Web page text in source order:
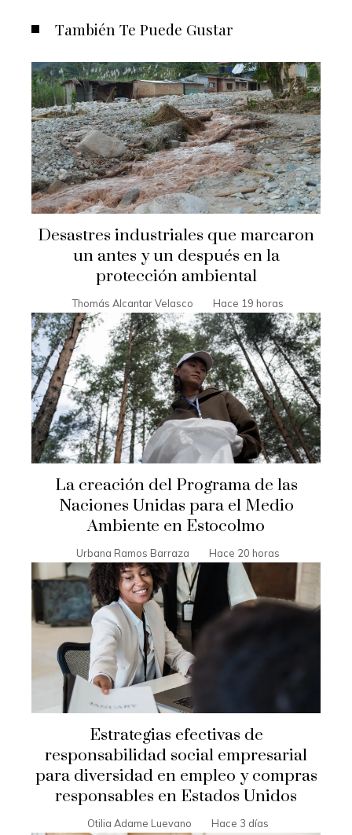
También Te Puede Gustar
Desastres industriales que marcaron
un antes y un después en la
protección ambiental
Thomás Alcantar Velasco Hace 19 horas
La creación del Programa de las
Naciones Unidas para el Medio
Ambiente en Estocolmo
Urbana Ramos Barraza Hace 20 horas
Estrategias efectivas de
responsabilidad social empresarial
para diversidad en empleo y compras
responsables en Estados Unidos
Otilia Adame Luevano Hace 3 días